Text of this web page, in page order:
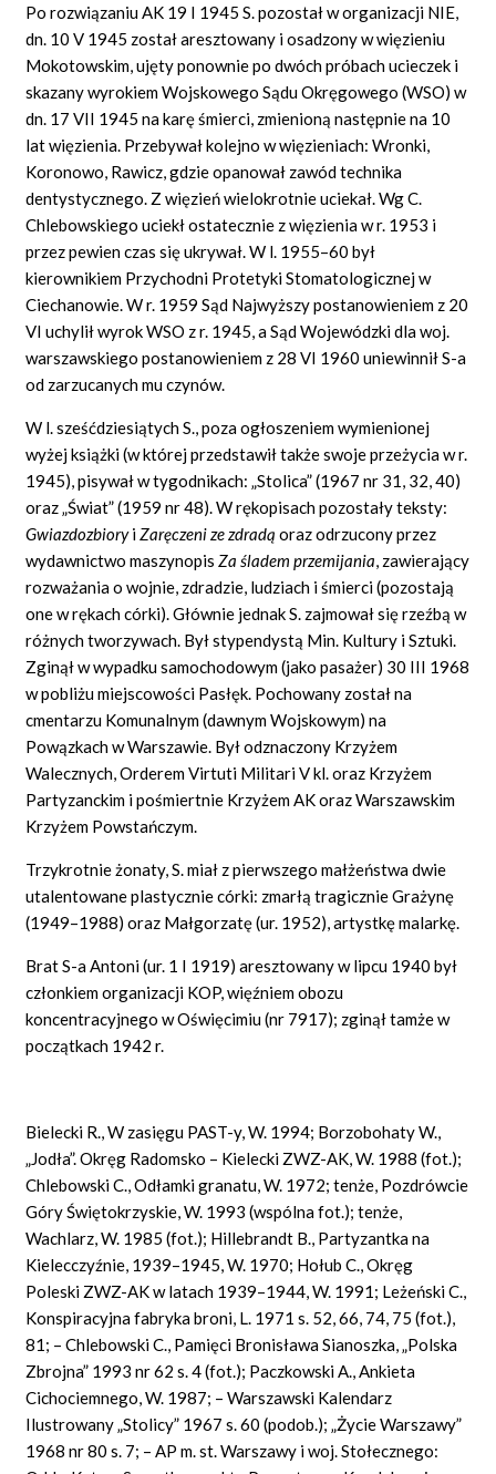
Po rozwiązaniu AK 19 I 1945 S. pozostał w organizacji NIE,
dn. 10 V 1945 został aresztowany i osadzony w więzieniu
Mokotowskim, ujęty ponownie po dwóch próbach ucieczek i
skazany wyrokiem Wojskowego Sądu Okręgowego (WSO) w
dn. 17 VII 1945 na karę śmierci, zmienioną następnie na 10
lat więzienia. Przebywał kolejno w więzieniach: Wronki,
Koronowo, Rawicz, gdzie opanował zawód technika
dentystycznego. Z więzień wielokrotnie uciekał. Wg C.
Chlebowskiego uciekł ostatecznie z więzienia w r. 1953 i
przez pewien czas się ukrywał. W l. 1955–60 był
kierownikiem Przychodni Protetyki Stomatologicznej w
Ciechanowie. W r. 1959 Sąd Najwyższy postanowieniem z 20
VI uchylił wyrok WSO z r. 1945, a Sąd Wojewódzki dla woj.
warszawskiego postanowieniem z 28 VI 1960 uniewinnił S-a
od zarzucanych mu czynów.
W l. sześćdziesiątych S., poza ogłoszeniem wymienionej
wyżej książki (w której przedstawił także swoje przeżycia w r.
1945), pisywał w tygodnikach: „Stolica” (1967 nr 31, 32, 40)
oraz „Świat” (1959 nr 48). W rękopisach pozostały teksty:
GwiazdozbioryiZaręczeni ze zdradąoraz odrzucony przez
wydawnictwo maszynopisZa śladem przemijania, zawierający
rozważania o wojnie, zdradzie, ludziach i śmierci (pozostają
one w rękach córki). Głównie jednak S. zajmował się rzeźbą w
różnych tworzywach. Był stypendystą Min. Kultury i Sztuki.
Zginął w wypadku samochodowym (jako pasażer) 30 III 1968
w pobliżu miejscowości Pasłęk. Pochowany został na
cmentarzu Komunalnym (dawnym Wojskowym) na
Powązkach w Warszawie. Był odznaczony Krzyżem
Walecznych, Orderem Virtuti Militari V kl. oraz Krzyżem
Partyzanckim i pośmiertnie Krzyżem AK oraz Warszawskim
Krzyżem Powstańczym.
Trzykrotnie żonaty, S. miał z pierwszego małżeństwa dwie
utalentowane plastycznie córki: zmarłą tragicznie Grażynę
(1949–1988) oraz Małgorzatę (ur. 1952), artystkę malarkę.
Brat S-a Antoni (ur. 1 I 1919) aresztowany w lipcu 1940 był
członkiem organizacji KOP, więźniem obozu
koncentracyjnego w Oświęcimiu (nr 7917); zginął tamże w
początkach 1942 r.
Bielecki R., W zasięgu PAST-y, W. 1994; Borzobohaty W.,
„Jodła”. Okręg Radomsko – Kielecki ZWZ-AK, W. 1988 (fot.);
Chlebowski C., Odłamki granatu, W. 1972; tenże, Pozdrówcie
Góry Świętokrzyskie, W. 1993 (wspólna fot.); tenże,
Wachlarz, W. 1985 (fot.); Hillebrandt B., Partyzantka na
Kielecczyźnie, 1939–1945, W. 1970; Hołub C., Okręg
Poleski ZWZ-AK w latach 1939–1944, W. 1991; Leżeński C.,
Konspiracyjna fabryka broni, L. 1971 s. 52, 66, 74, 75 (fot.),
81; – Chlebowski C., Pamięci Bronisława Sianoszka, „Polska
Zbrojna” 1993 nr 62 s. 4 (fot.); Paczkowski A., Ankieta
Cichociemnego, W. 1987; – Warszawski Kalendarz
Ilustrowany „Stolicy” 1967 s. 60 (podob.); „Życie Warszawy”
1968 nr 80 s. 7; – AP m. st. Warszawy i woj. Stołecznego: